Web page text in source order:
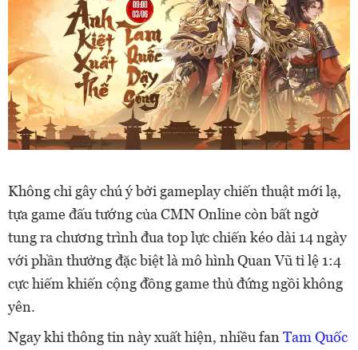
Không chỉ gây chú ý bởi gameplay chiến thuật mới lạ,
tựa game đấu tướng của CMN Online còn bất ngờ
tung ra chương trình đua top lực chiến kéo dài 14 ngày
với phần thưởng đặc biệt là mô hình Quan Vũ tỉ lệ 1:4
cực hiếm khiến cộng đồng game thủ đứng ngồi không
yên.
Ngay khi thông tin này xuất hiện, nhiều fan Tam Quốc